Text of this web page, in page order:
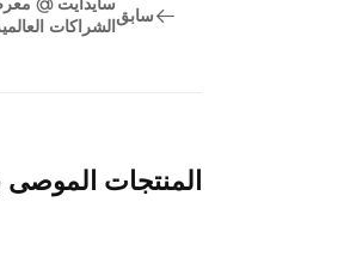
سابق
الشراكات
المنتجات الموصى